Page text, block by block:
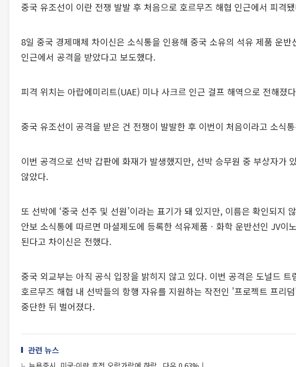
중국 유조선이 이란 전쟁 발발 후 처음으로 호르무즈 해협 인근에서 피격
8일 중국 경제매체 차이신은 소식통을 인용해 중국 소유의 석유 제품 운반
인근에서 공격을 받았다고 보도했다.
피격 위치는 아랍에미리트(UAE) 미나 사크르 인근 걸프 해역으로 전해졌
중국 유조선이 공격을 받은 건 전쟁이 발발한 후 이번이 처음이라고 소식
이번 공격으로 선박 갑판에 화재가 발생했지만, 선박 승무원 중 부상자가
않았다.
또 선박에 ‘중국 선주 및 선원’이라는 표기가 돼 있지만, 이름은 확인되지
안보 소식통에 따르면 마셜제도에 등록한 석유제품ㆍ화학 운반선인 JV이
된다고 차이신은 전했다.
중국 외교부는 아직 공식 입장을 밝히지 않고 있다. 이번 공격은 도널드 트
호르무즈 해협 내 선박들의 항행 자유를 지원하는 작전인 '프로젝트 프리
중단한 뒤 벌어졌다.
관련 뉴스